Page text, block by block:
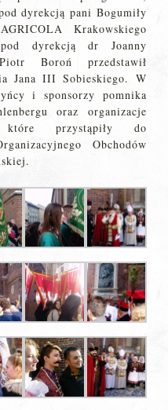
dyrekcją pani Bogumiły
Krakowskiego
pod dyrekcją dr Joanny
Boroń przedstawił
Jana III Sobieskiego. W
i sponsorzy pomnika
oraz organizacje
przystąpiły do
Obchodów